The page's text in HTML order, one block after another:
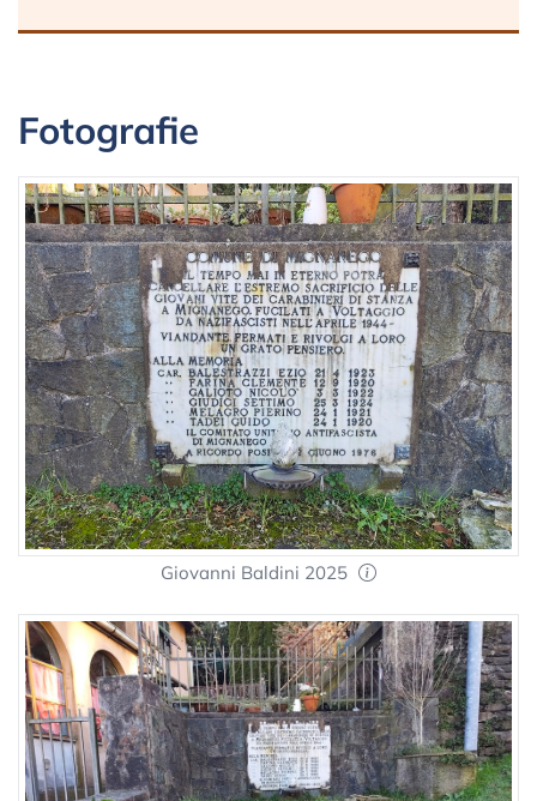
Fotografie
Giovanni Baldini 2025